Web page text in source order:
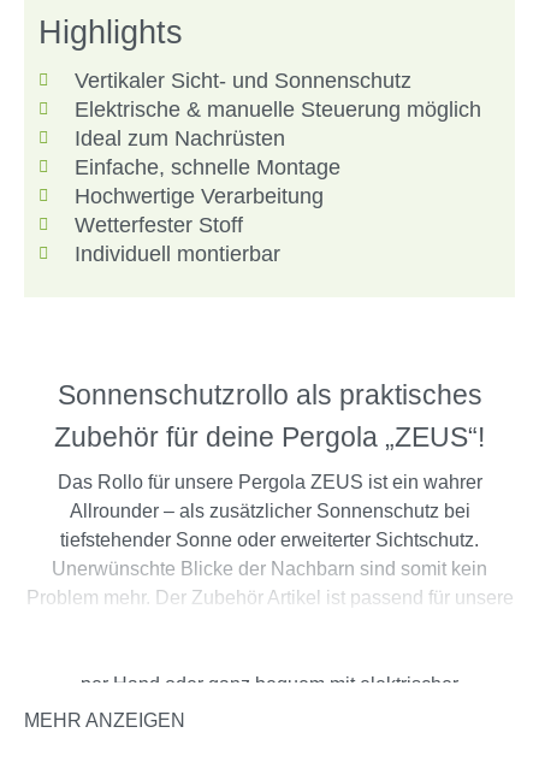
Highlights
Vertikaler Sicht- und Sonnenschutz
Elektrische & manuelle Steuerung möglich
Ideal zum Nachrüsten
Einfache, schnelle Montage
Hochwertige Verarbeitung
Wetterfester Stoff
Individuell montierbar
Sonnenschutzrollo als praktisches
Zubehör für deine Pergola „ZEUS“!
Das Rollo für unsere Pergola ZEUS ist ein wahrer
Allrounder – als zusätzlicher Sonnenschutz bei
tiefstehender Sonne oder erweiterter Sichtschutz.
Unerwünschte Blicke der Nachbarn sind somit kein
Problem mehr. Der Zubehör Artikel ist passend für unsere
per Hand oder ganz bequem mit elektrischer
Funkfernbedienung. Die Anbringung erfolgt nach Bedarf
MEHR ANZEIGEN